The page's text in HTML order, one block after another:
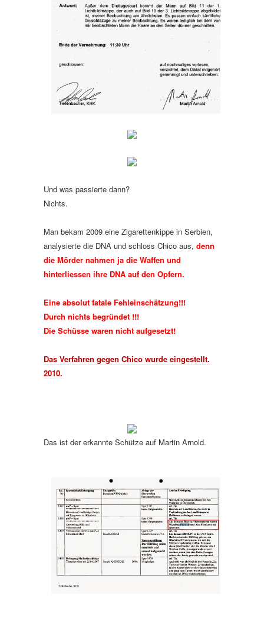
Und was passierte dann?
Nichts.
Man bekam 2009 eine Zigarettenkippe in Serbien,
analysierte die DNA und schloss Chico aus, denn
die Mörder nahmen ja die Waffen und
hinterliessen ihre DNA auf den Opfern.
Eine absolut fatale Fehleinschätzung!!!
Durch nichts begründet !!!
Die Schüsse waren nicht aufgesetzt!
Das Verfahren gegen Chico wurde eingestellt.
2010.
Das ist der erkannte Schütze auf Martin Arnold.